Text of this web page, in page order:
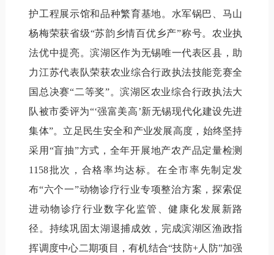
护工程展示馆和品种繁育基地。水军锅巴、马山
杨梅荣获省级“苏韵乡情百优乡产”称号。农业执
法优中提亮。滨湖区作为无锡唯一代表区县，助
力江苏代表队荣获农业综合行政执法技能竞赛全
国总决赛“二等奖”。滨湖区农业综合行政执法大
队被市委评为“‘强富美高’新无锡现代化建设先进
集体”。立足民生安全和产业发展高度，始终坚持
采用“盲抽”方式，全年开展地产农产品定量检测
1158批次，合格率均达标。在全市率先制定发
布“六个一”动物诊疗行业专项整治方案，探索促
进动物诊疗行业数字化监管、健康化发展新路
径。持续巩固太湖退捕成效，完成滨湖区渔政指
挥调度中心二期项目，有机结合“技防+人防”加强